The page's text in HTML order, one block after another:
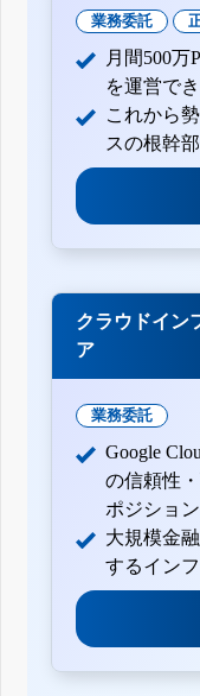
業務委託
月間500万
を運営でき
これから
スの根幹
クラウドイン
ア
業務委託
Google
の信頼性
ポジション
大規模金
するイン